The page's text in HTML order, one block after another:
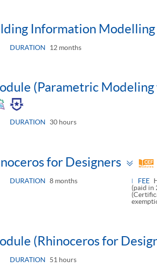
Information Modelling
DURATION 12 months
(Parametric Modeling
DURATION 30 hours
for Designers
DURATION 8 months FEE
(paid in
(Rhinoceros for
DURATION 51 hours